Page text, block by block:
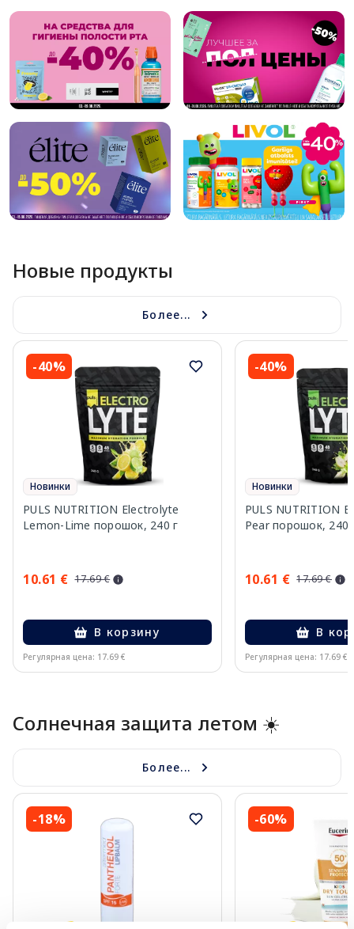
Новые продукты
Более...
-40%
Новинки
PULS NUTRITION Electrolyte
Lemon-Lime порошок, 240 г
10.61 € 17.69 €
В корзину
Регулярная цена: 17.69 €
-40%
Новинки
PULS NUTRITION
Pear порошок, 240
10.61 € 17.69 €
В
Регулярная цена: 17.69 €
Солнечная защита летом ☀️
Более...
-18% -60%